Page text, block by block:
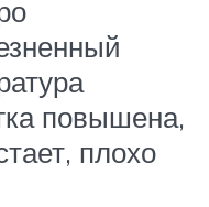
повышена,
плохо